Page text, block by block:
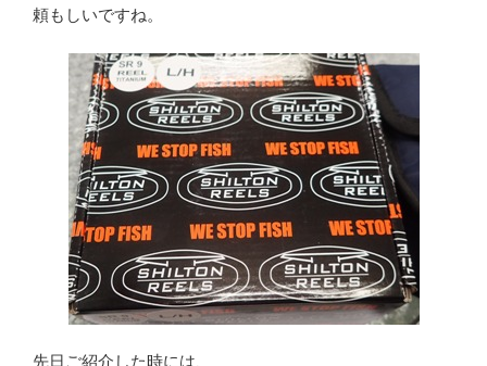
頼もしいですね。
先日ご紹介した時には、